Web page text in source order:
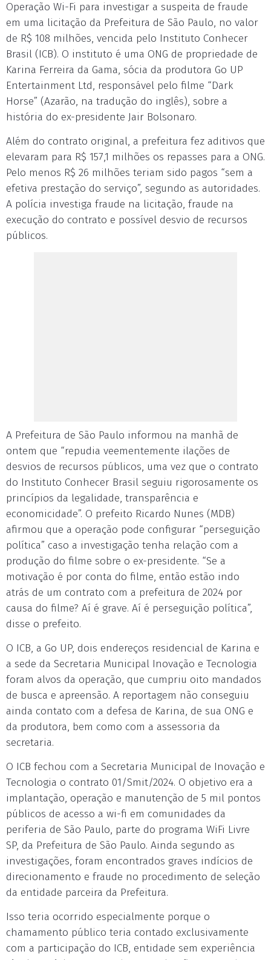
Operação Wi-Fi para investigar a suspeita de fraude
em uma licitação da Prefeitura de São Paulo, no valor
de R$ 108 milhões, vencida pelo Instituto Conhecer
Brasil (ICB). O instituto é uma ONG de propriedade de
Karina Ferreira da Gama, sócia da produtora Go UP
Entertainment Ltd, responsável pelo filme “Dark
Horse” (Azarão, na tradução do inglês), sobre a
história do ex-presidente Jair Bolsonaro.
Além do contrato original, a prefeitura fez aditivos que
elevaram para R$ 157,1 milhões os repasses para a ONG.
Pelo menos R$ 26 milhões teriam sido pagos “sem a
efetiva prestação do serviço”, segundo as autoridades.
A polícia investiga fraude na licitação, fraude na
execução do contrato e possível desvio de recursos
públicos.
A Prefeitura de São Paulo informou na manhã de
ontem que “repudia veementemente ilações de
desvios de recursos públicos, uma vez que o contrato
do Instituto Conhecer Brasil seguiu rigorosamente os
princípios da legalidade, transparência e
economicidade”. O prefeito Ricardo Nunes (MDB)
afirmou que a operação pode configurar “perseguição
política” caso a investigação tenha relação com a
produção do filme sobre o ex-presidente. “Se a
motivação é por conta do filme, então estão indo
atrás de um contrato com a prefeitura de 2024 por
causa do filme? Aí é grave. Aí é perseguição política”,
disse o prefeito.
O ICB, a Go UP, dois endereços residencial de Karina e
a sede da Secretaria Municipal Inovação e Tecnologia
foram alvos da operação, que cumpriu oito mandados
de busca e apreensão. A reportagem não conseguiu
ainda contato com a defesa de Karina, de sua ONG e
da produtora, bem como com a assessoria da
secretaria.
O ICB fechou com a Secretaria Municipal de Inovação e
Tecnologia o contrato 01/Smit/2024. O objetivo era a
implantação, operação e manutenção de 5 mil pontos
públicos de acesso a wi-fi em comunidades da
periferia de São Paulo, parte do programa WiFi Livre
SP, da Prefeitura de São Paulo. Ainda segundo as
investigações, foram encontrados graves indícios de
direcionamento e fraude no procedimento de seleção
da entidade parceira da Prefeitura.
Isso teria ocorrido especialmente porque o
chamamento público teria contado exclusivamente
com a participação do ICB, entidade sem experiência